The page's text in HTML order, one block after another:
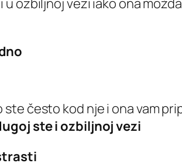
često kod nje i ona vam
ste i ozbiljnoj vezi